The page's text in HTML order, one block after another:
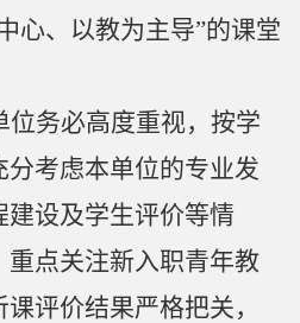
心、以教为主导”的课堂
务必高度重视， 按学
分考虑本单位的专业发
设及学生评价等情
重点关注新入职青年教
课评价结果严格把关，